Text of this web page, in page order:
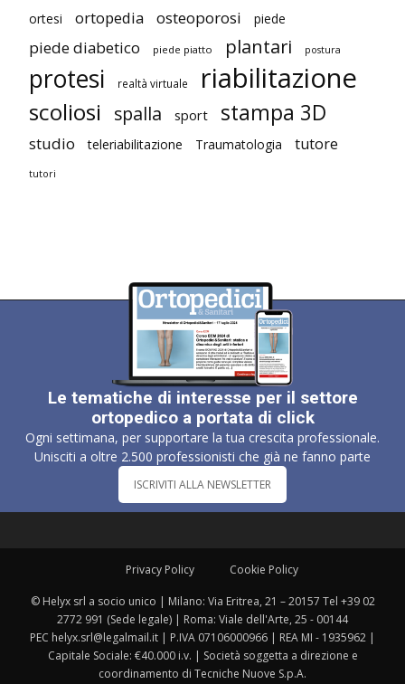
ortesi
ortopedia osteoporosi piede
piede diabetico piede piatto plantari postura
protesi realtà virtuale riabilitazione
scoliosi spalla sport stampa 3D
studio teleriabilitazione Traumatologia tutore
tutori
Le tematiche di interesse per il settore
ortopedico a portata di click
Ogni settimana, per supportare la tua crescita professionale.
Unisciti a oltre 2.500 professionisti che già ne fanno parte
ISCRIVITI ALLA NEWSLETTER
Privacy Policy Cookie Policy
© Helyx srl a socio unico | Milano: Via Eritrea, 21 – 20157 Tel +39 02
2772 991 (Sede legale) | Roma: Viale dell'Arte, 25 - 00144
PEC helyx.srl@legalmail.it | P.IVA 07106000966 | REA MI - 1935962 |
Capitale Sociale: €40.000 i.v. | Società soggetta a direzione e
coordinamento di Tecniche Nuove S.p.A.